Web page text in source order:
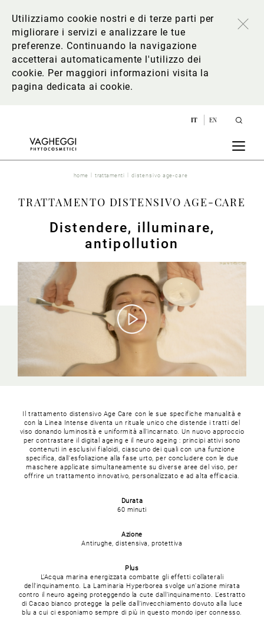
Utilizziamo cookie nostri e di terze parti per
migliorare i servizi e analizzare le tue
preferenze. Continuando la navigazione
accetterai automaticamente l'utilizzo dei
cookie. Per maggiori informazioni visita la
pagina dedicata ai cookie.
IT EN
home trattamenti distensivo age-care
TRATTAMENTO DISTENSIVO AGE-CARE
Distendere, illuminare,
antipollution
Il trattamento distensivo Age Care con le sue specifiche manualità e
con la Linea Intense diventa un rituale unico che distende i tratti del
viso donando luminosità e uniformità all’incarnato. Un nuovo approccio
per contrastare il digital ageing e il neuro ageing : principi attivi sono
contenuti in esclusivi fialoidi, ciascuno dei quali con una funzione
specifica, dall’esfoliazione alla fase urto, per concludere con le due
maschere applicate simultaneamente su diverse aree del viso, per
offrire un trattamento innovativo, personalizzato e ad alta efficacia.
Durata
60 minuti
Azione
Antirughe, distensiva, protettiva
Plus
L’Acqua marina energizzata combatte gli effetti collaterali
dell’inquinamento. La Laminaria Hyperborea svolge un’azione mirata
contro il neuro ageing proteggendo la cute dall’inquinamento. L’estratto
di Cacao bianco protegge la pelle dall’invecchiamento dovuto alla luce
blu a cui ci esponiamo sempre di più in questo mondo iper connesso.